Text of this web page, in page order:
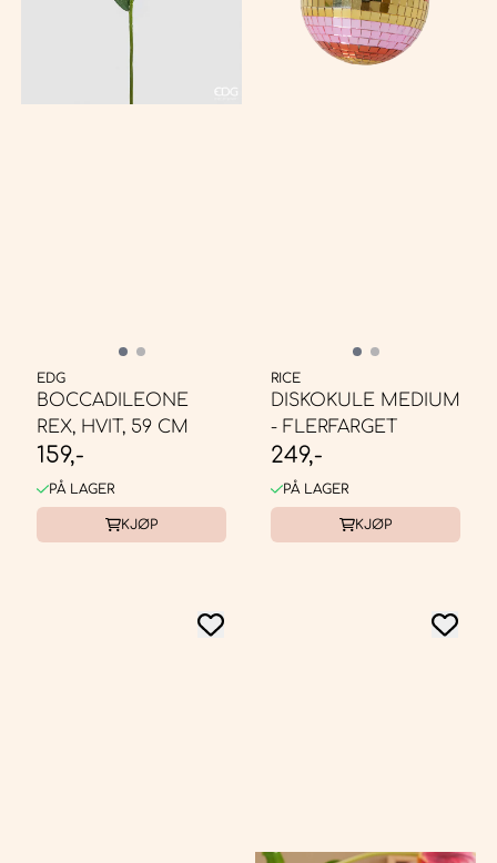
EDG
BOCCADILEONE
REX, HVIT, 59 CM
159,-
PÅ LAGER
KJØP
RICE
DISKOKULE MEDIUM
- FLERFARGET
249,-
PÅ LAGER
KJØP